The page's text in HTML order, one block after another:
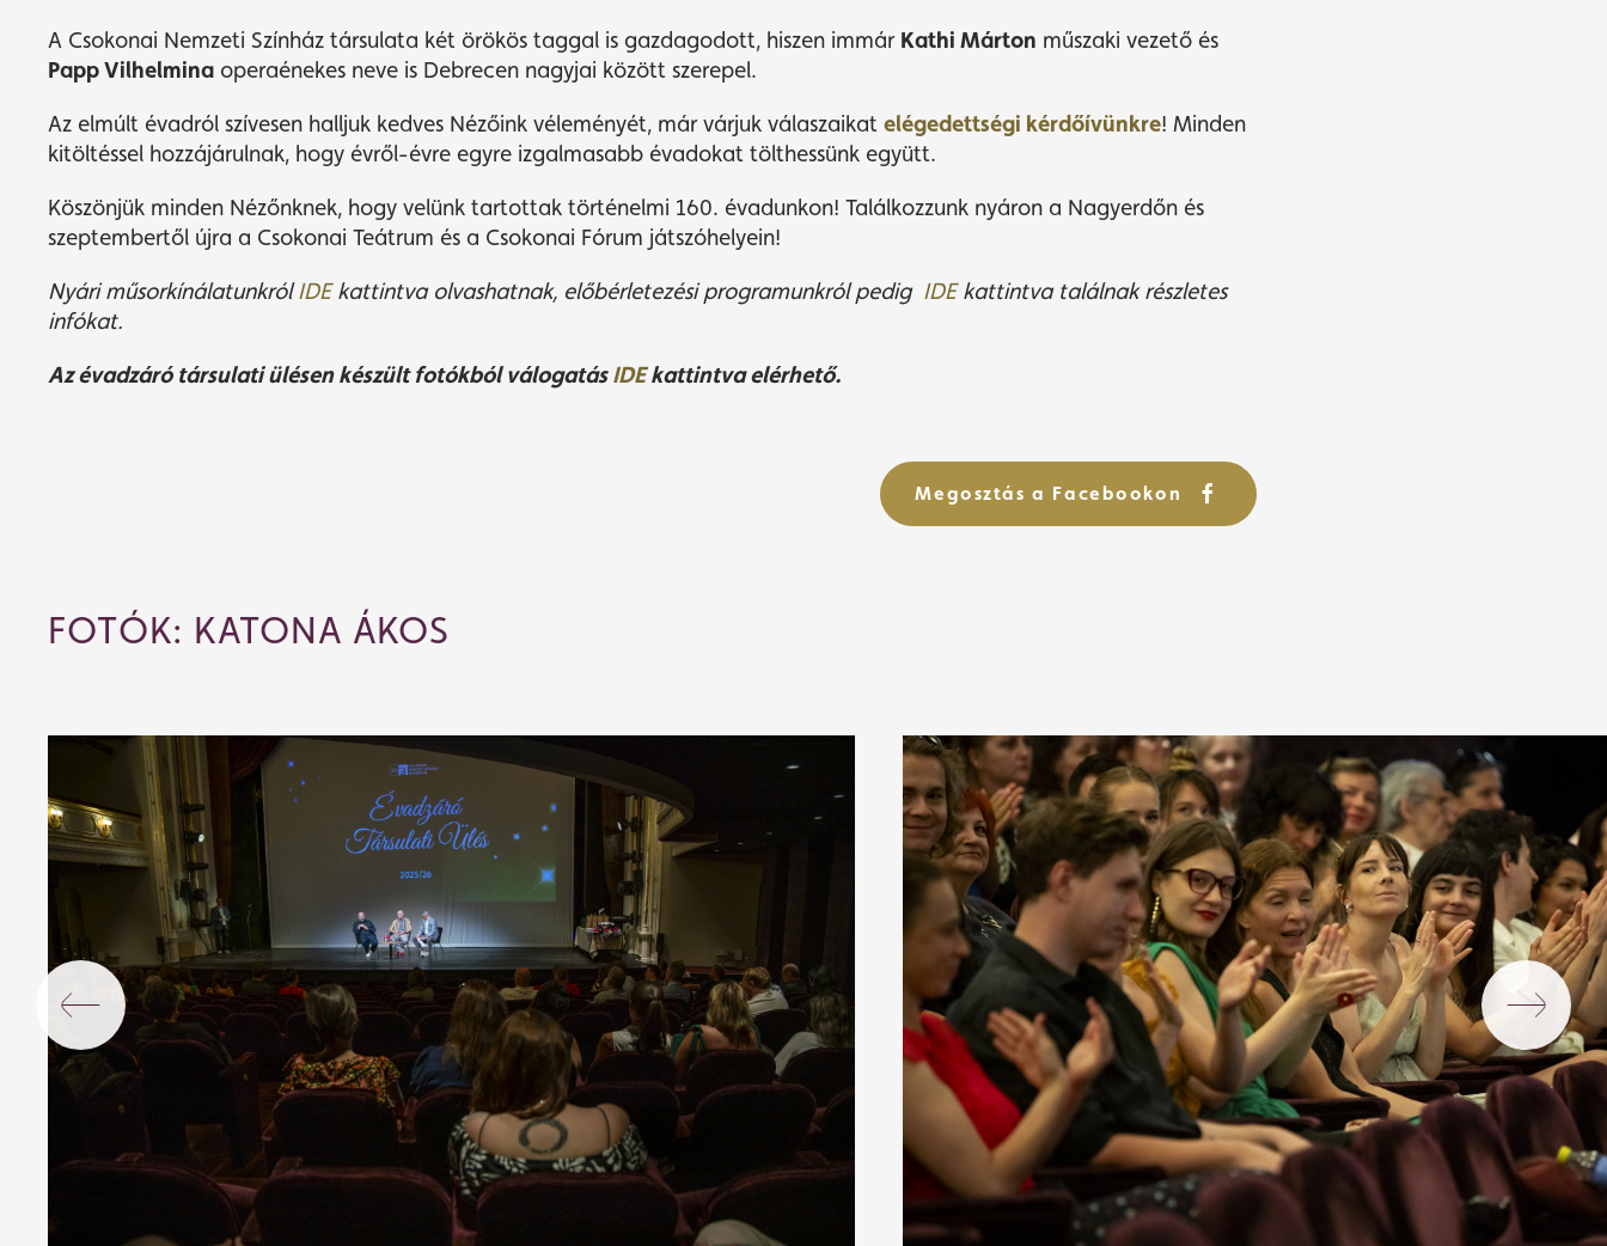
A Csokonai Nemzeti Színház társulata két örökös taggal is gazdagodott, hiszen immár Kathi Márton műszaki vezető és
Papp Vilhelmina operaénekes neve is Debrecen nagyjai között szerepel.
Az elmúlt évadról szívesen halljuk kedves Nézőink véleményét, már várjuk válaszaikat elégedettségi kérdőívünkre! Minden
kitöltéssel hozzájárulnak, hogy évről-évre egyre izgalmasabb évadokat tölthessünk együtt.
Köszönjük minden Nézőnknek, hogy velünk tartottak történelmi 160. évadunkon! Találkozzunk nyáron a Nagyerdőn és
szeptembertől újra a Csokonai Teátrum és a Csokonai Fórum játszóhelyein!
Nyári műsorkínálatunkrólIDEkattintva olvashatnak, előbérletezési programunkról pedig IDEkattintva találnak részletes
infókat.
Az évadzáró társulati ülésen készült fotókból válogatásIDEkattintva elérhető.
Megosztás a Facebookon
FOTÓK: KATONA ÁKOS